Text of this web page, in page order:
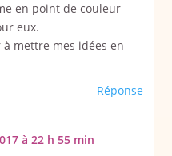
en point de couleur
eux.
à mettre mes idées en
Réponse
à 22 h 55 min